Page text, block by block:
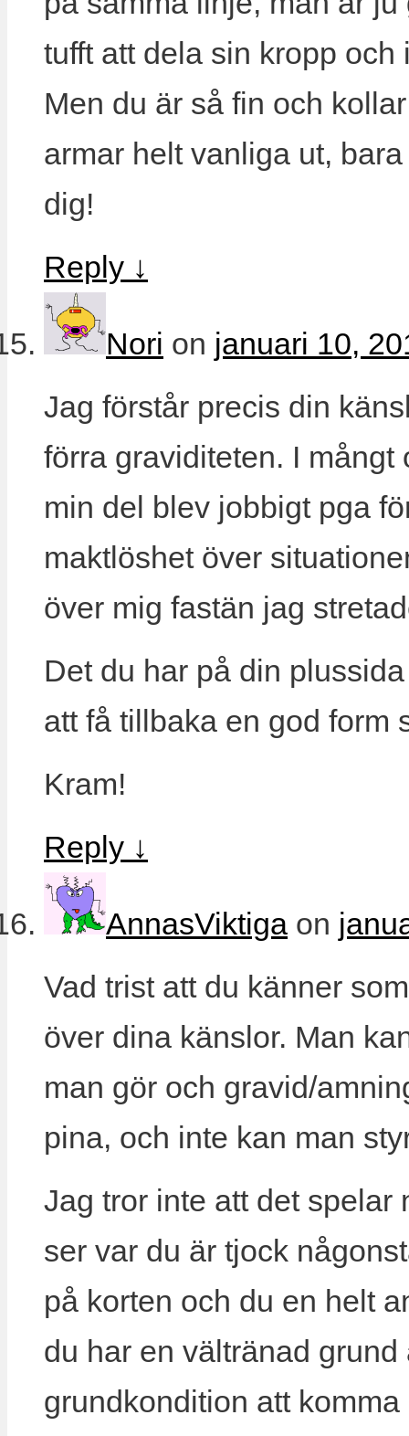
tufft att dela sin kropp och
Men du är så fin och
armar helt vanliga ut,
dig!
Reply ↓
Nori on januari 10,
Jag förstår precis din
förra graviditeten. I mångt
min del blev jobbigt pga
maktlöshet över
över mig fastän jag
Det du har på din
att få tillbaka en god form
Kram!
Reply ↓
AnnasViktiga on
Vad trist att du känner
över dina känslor. Man
man gör och gravid/
pina, och inte kan man
Jag tror inte att det spelar
ser var du är tjock
på korten och du en helt
du har en vältränad
grundkondition att